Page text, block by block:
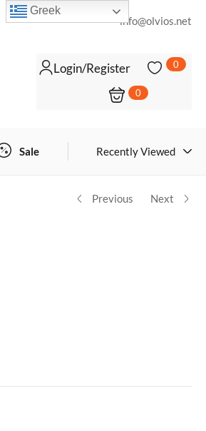
info@olvios.net
Login/Register 0
0
Sale Recently Viewed
Previous Next
ΠΡΟΣΘΉΚΗ ΣΤΟ ΚΑΛΆΘΙ
Greek